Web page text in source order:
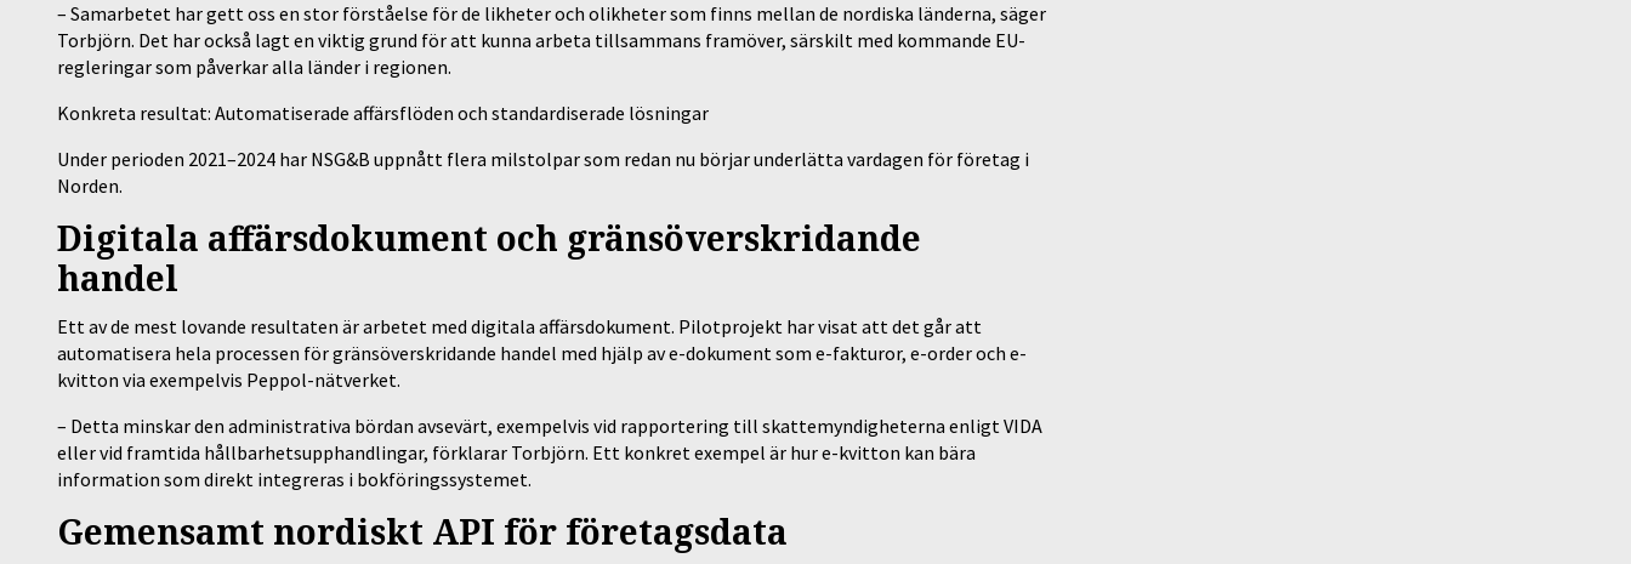
– Samarbetet har gett oss en stor förståelse för de likheter och olikheter som finns mellan de nordiska länderna, säger
Torbjörn. Det har också lagt en viktig grund för att kunna arbeta tillsammans framöver, särskilt med kommande EU-
regleringar som påverkar alla länder i regionen.
Konkreta resultat: Automatiserade affärsflöden och standardiserade lösningar
Under perioden 2021–2024 har NSG&B uppnått flera milstolpar som redan nu börjar underlätta vardagen för företag i
Norden.
Digitala affärsdokument och gränsöverskridande
handel
Ett av de mest lovande resultaten är arbetet med digitala affärsdokument. Pilotprojekt har visat att det går att
automatisera hela processen för gränsöverskridande handel med hjälp av e-dokument som e-fakturor, e-order och e-
kvitton via exempelvis Peppol-nätverket.
– Detta minskar den administrativa bördan avsevärt, exempelvis vid rapportering till skattemyndigheterna enligt VIDA
eller vid framtida hållbarhetsupphandlingar, förklarar Torbjörn. Ett konkret exempel är hur e-kvitton kan bära
information som direkt integreras i bokföringssystemet.
Gemensamt nordiskt API för företagsdata